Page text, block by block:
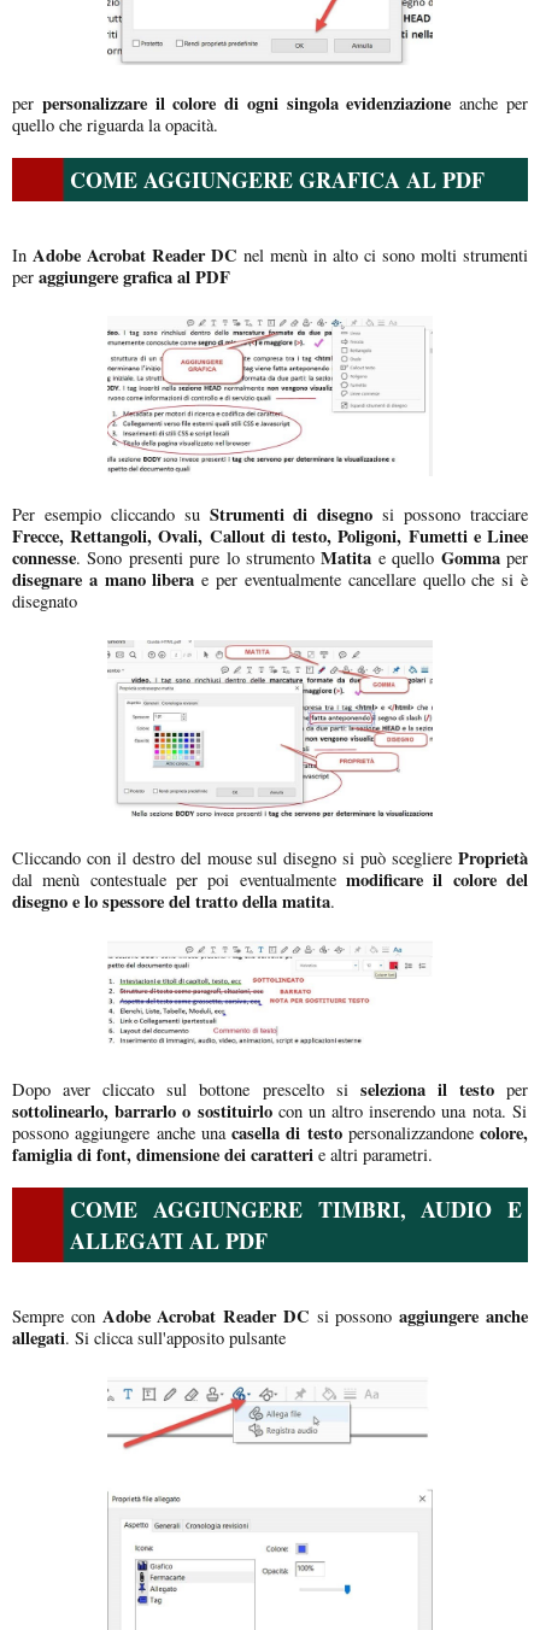
per personalizzare il colore di ogni singola evidenziazione anche per
quello che riguarda la opacità.
COME AGGIUNGERE GRAFICA AL PDF
In Adobe Acrobat Reader DC nel menù in alto ci sono molti strumenti
per aggiungere grafica al PDF
Per esempio cliccando su Strumenti di disegno si possono tracciare
Frecce, Rettangoli, Ovali, Callout di testo, Poligoni, Fumetti e Linee
connesse. Sono presenti pure lo strumento Matita e quello Gommaper
disegnare a mano libera e per eventualmente cancellare quello che si è
disegnato
Cliccando con il destro del mouse sul disegno si può scegliere Proprietà
dal menù contestuale per poi eventualmentemodificare il colore del
disegno e lo spessore del tratto della matita.
Dopo aver cliccato sul bottone prescelto siseleziona il testoper
sottolinearlo, barrarlo o sostituirlocon un altro inserendo una nota. Si
possono aggiungere anche una casella di testopersonalizzandone colore,
famiglia di font, dimensione dei caratteri e altri parametri.
COME AGGIUNGERE TIMBRI, AUDIO E
ALLEGATI AL PDF
Sempre conAdobe Acrobat Reader DC si possonoaggiungere anche
allegati. Si clicca sull'apposito pulsante